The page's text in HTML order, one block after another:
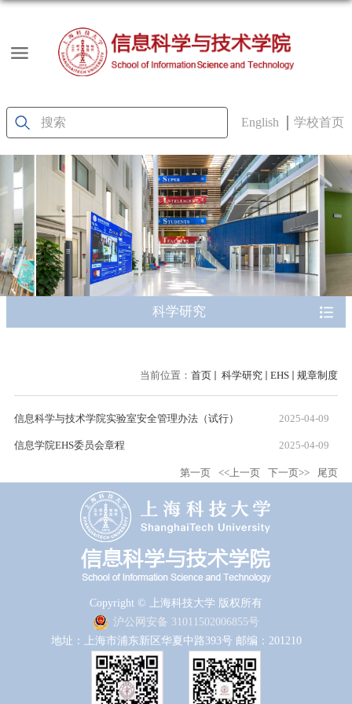
English 学校首页
科学研究
当前位置： 首页 科学研究 EHS 规章制度
信息科学与技术学院实验室安全管理办法（试行） 2025-04-09
信息学院EHS委员会章程 2025-04-09
第一页 <<上一页 下一页>> 尾页
Copyright © 上海科技大学 版权所有
沪公网安备 31011502006855号
地址：上海市浦东新区华夏中路393号 邮编：201210